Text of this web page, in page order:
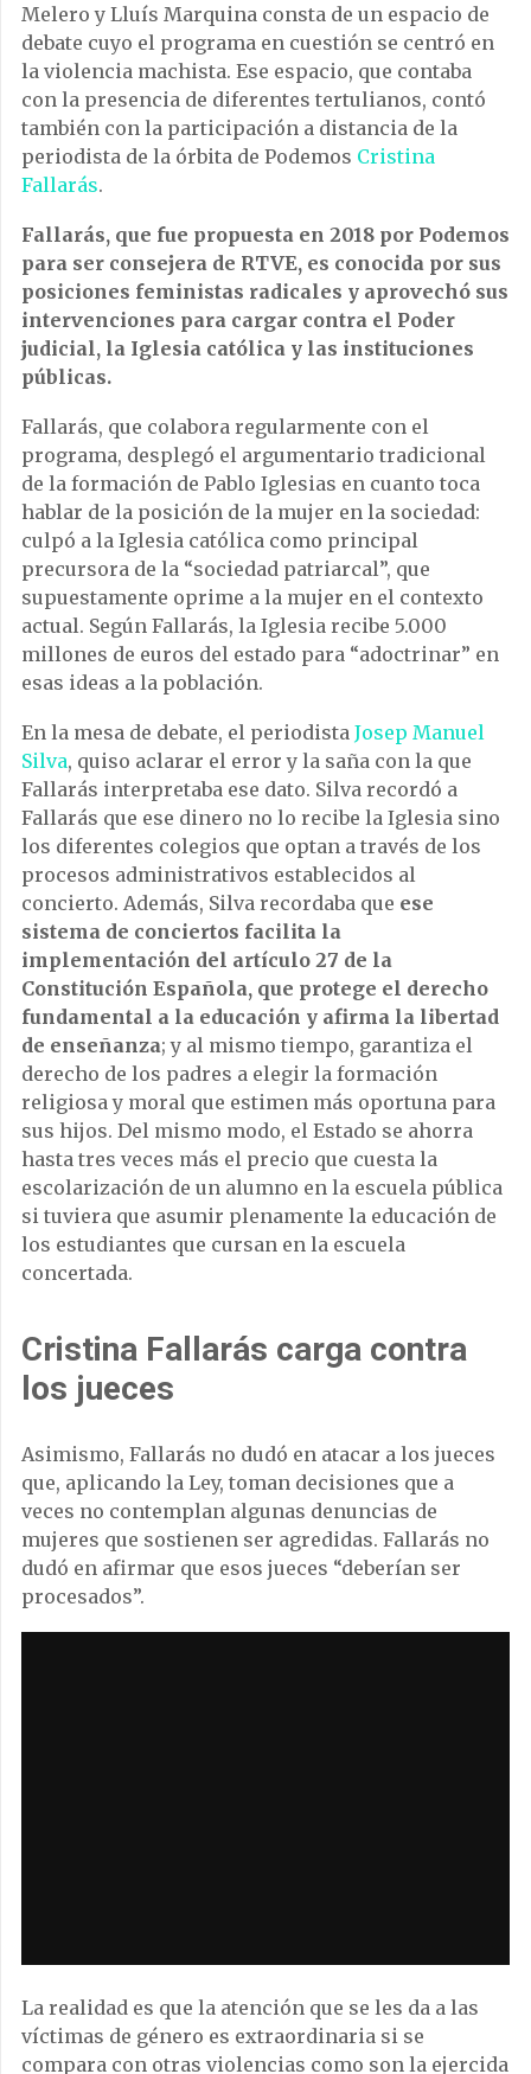
Melero y Lluís Marquina consta de un espacio de
debate cuyo el programa en cuestión se centró en
la violencia machista. Ese espacio, que contaba
con la presencia de diferentes tertulianos, contó
también con la participación a distancia de la
periodista de la órbita de Podemos Cristina
Fallarás.
Fallarás, que fue propuesta en 2018 por Podemos
para ser consejera de RTVE, es conocida por sus
posiciones feministas radicales y aprovechó sus
intervenciones para cargar contra el Poder
judicial, la Iglesia católica y las instituciones
públicas.
Fallarás, que colabora regularmente con el
programa, desplegó el argumentario tradicional
de la formación de Pablo Iglesias en cuanto toca
hablar de la posición de la mujer en la sociedad:
culpó a la Iglesia católica como principal
precursora de la “sociedad patriarcal”, que
supuestamente oprime a la mujer en el contexto
actual. Según Fallarás, la Iglesia recibe 5.000
millones de euros del estado para “adoctrinar” en
esas ideas a la población.
En la mesa de debate, el periodista Josep Manuel
Silva, quiso aclarar el error y la saña con la que
Fallarás interpretaba ese dato. Silva recordó a
Fallarás que ese dinero no lo recibe la Iglesia sino
los diferentes colegios que optan a través de los
procesos administrativos establecidos al
concierto. Además, Silva recordaba que ese
sistema de conciertos facilita la
implementación del artículo 27 de la
Constitución Española, que protege el derecho
fundamental a la educación y afirma la libertad
de enseñanza; y al mismo tiempo, garantiza el
derecho de los padres a elegir la formación
religiosa y moral que estimen más oportuna para
sus hijos. Del mismo modo, el Estado se ahorra
hasta tres veces más el precio que cuesta la
escolarización de un alumno en la escuela pública
si tuviera que asumir plenamente la educación de
los estudiantes que cursan en la escuela
concertada.
Cristina Fallarás carga contra
los jueces
Asimismo, Fallarás no dudó en atacar a los jueces
que, aplicando la Ley, toman decisiones que a
veces no contemplan algunas denuncias de
mujeres que sostienen ser agredidas. Fallarás no
dudó en afirmar que esos jueces “deberían ser
procesados”.
La realidad es que la atención que se les da a las
víctimas de género es extraordinaria si se
compara con otras violencias como son la ejercida